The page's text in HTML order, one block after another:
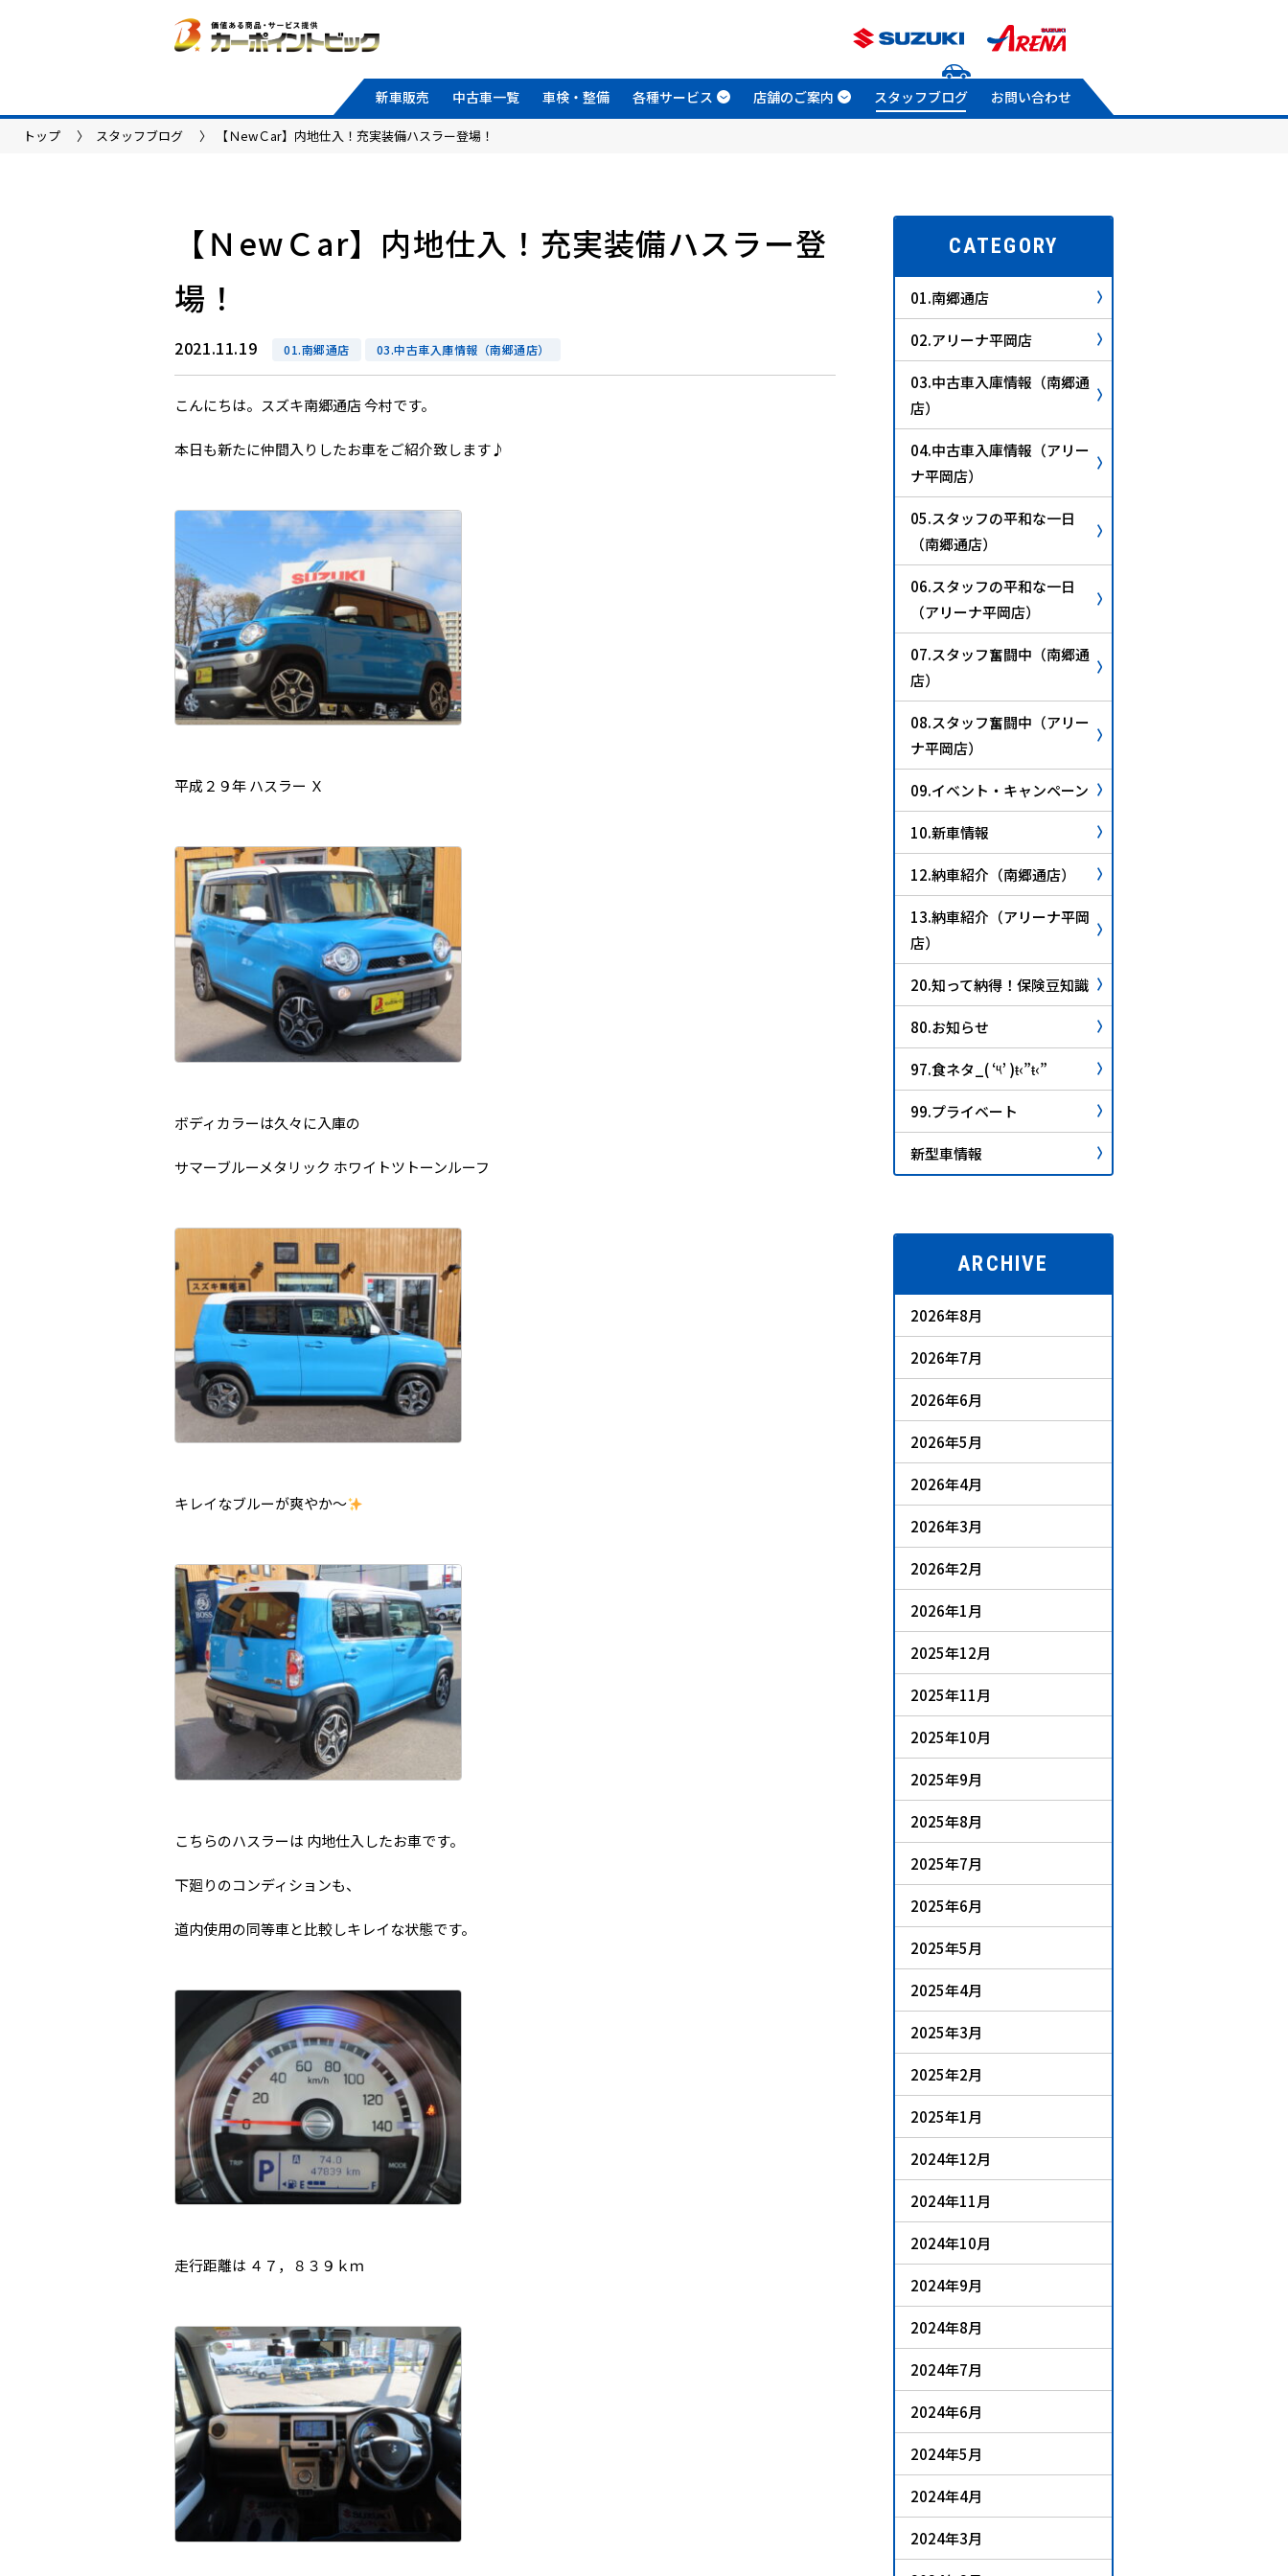
新車販売 中古車一覧 車検・整備 各種サービス 店舗のご案内 スタッフブログ お問い合わせ
トップ スタッフブログ 【ＮewＣar】内地仕入！充実装備ハスラー登場！
【ＮewＣar】内地仕入！充実装備ハスラー登
場！
2021.11.19 01.南郷通店 03.中古車入庫情報（南郷通店）
こんにちは。スズキ南郷通店 今村です。
本日も新たに仲間入りしたお車をご紹介致します♪
平成２９年 ハスラー Ｘ
ボディカラーは久々に入庫の
サマーブルーメタリック ホワイトツトーンルーフ
キレイなブルーが爽やか～
こちらのハスラーは 内地仕入したお車です。
下廻りのコンディションも、
道内使用の同等車と比較しキレイな状態です。
走行距離は ４７，８３９ｋｍ
CATEGORY
01.南郷通店
02.アリーナ平岡店
03.中古車入庫情報（南郷通
店）
04.中古車入庫情報（アリー
ナ平岡店）
05.スタッフの平和な一日
（南郷通店）
06.スタッフの平和な一日
（アリーナ平岡店）
07.スタッフ奮闘中（南郷通
店）
08.スタッフ奮闘中（アリー
ナ平岡店）
09.イベント・キャンペーン
10.新車情報
12.納車紹介（南郷通店）
13.納車紹介（アリーナ平岡
店）
20.知って納得！保険豆知識
80.お知らせ
97.食ネタ_( ‘༥’ )ŧ‹”ŧ‹”
99.プライベート
新型車情報
ARCHIVE
2026年8月
2026年7月
2026年6月
2026年5月
2026年4月
2026年3月
2026年2月
2026年1月
2025年12月
2025年11月
2025年10月
2025年9月
2025年8月
2025年7月
2025年6月
2025年5月
2025年4月
2025年3月
2025年2月
2025年1月
2024年12月
2024年11月
2024年10月
2024年9月
2024年8月
2024年7月
2024年6月
2024年5月
2024年4月
2024年3月